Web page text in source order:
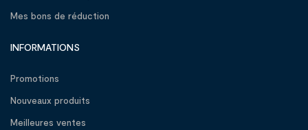
Mes bons de réduction
INFORMATIONS
Promotions
Nouveaux produits
Meilleures ventes